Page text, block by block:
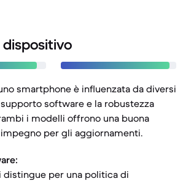
smartphone è influenzata da diversi
software e la robustezza
i modelli offrono una buona
per gli aggiornamenti.
distingue per una politica di